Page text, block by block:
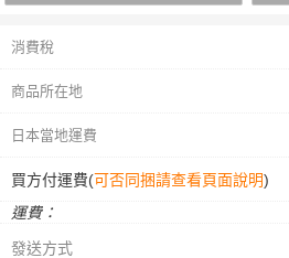
消費稅
商品所在地
日本當地運費
買方付運費(可否同捆請查看頁面說明)
運費：
發送方式